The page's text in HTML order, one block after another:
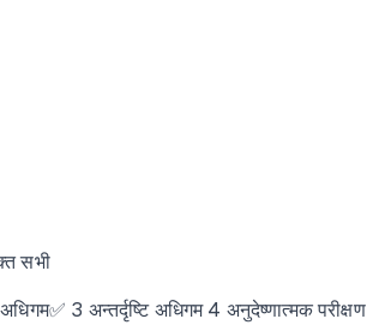
सभी
3 अन्तर्दृष्टि अधिगम 4 अनुदेष्णात्मक परीक्षण